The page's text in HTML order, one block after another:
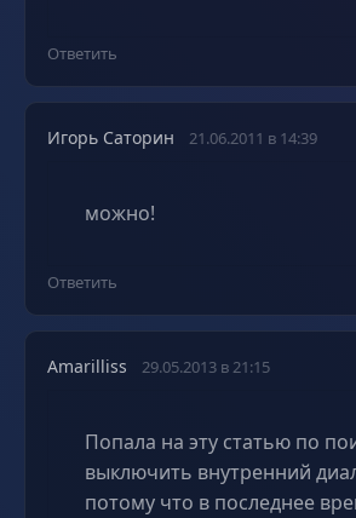
Ответить
Игорь Саторин 21.06.2011 в 14:39
можно!
Ответить
Amarilliss 29.05.2013 в 21:15
Попала на эту статью по
выключить внутренний
потому что в последнее